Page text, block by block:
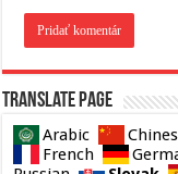
Translate page
Arabic
French